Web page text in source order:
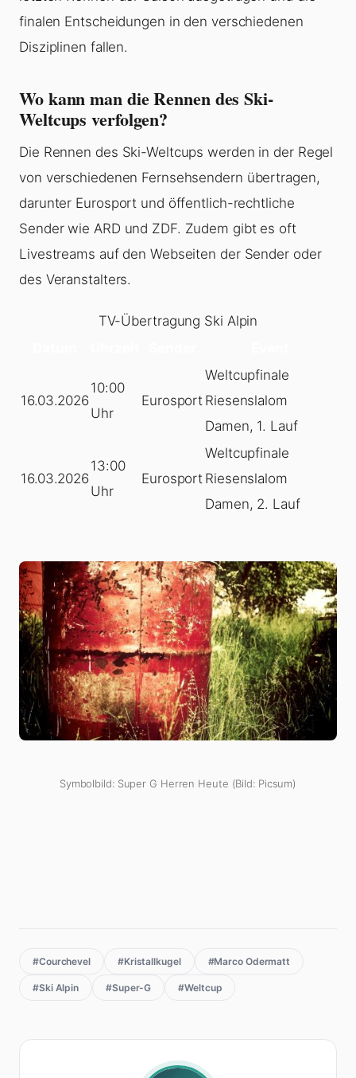
finalen Entscheidungen in den verschiedenen
Disziplinen fallen.
Wo kann man die Rennen des Ski-
Weltcups verfolgen?
Die Rennen des Ski-Weltcups werden in der Regel
von verschiedenen Fernsehsendern übertragen,
darunter Eurosport und öffentlich-rechtliche
Sender wie ARD und ZDF. Zudem gibt es oft
Livestreams auf den Webseiten der Sender oder
des Veranstalters.
TV-Übertragung Ski Alpin
16.03.2026
10:00
Uhr
Eurosport
Weltcupfinale
Riesenslalom
Damen, 1. Lauf
16.03.2026
13:00
Uhr
Eurosport
Weltcupfinale
Riesenslalom
Damen, 2. Lauf
Symbolbild: Super G Herren Heute (Bild: Picsum)
#Courchevel #Kristallkugel #Marco Odermatt
#Ski Alpin #Super-G #Weltcup